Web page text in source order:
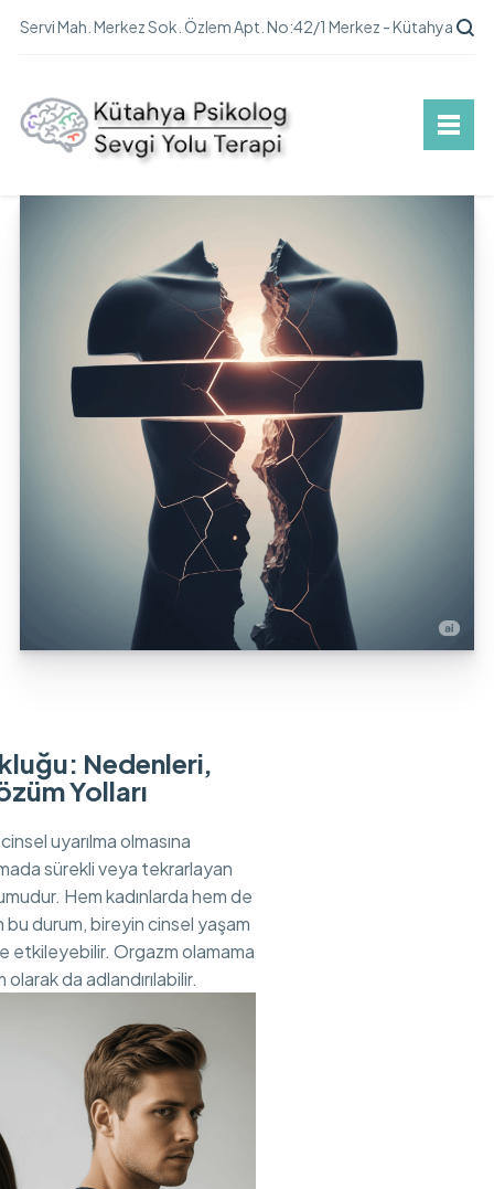
Servi Mah. Merkez Sok. Özlem Apt. No:42/1 Merkez - Kütahya
Nedenleri,
Yolları
uyarılma olmasına
sürekli veya tekrarlayan
Hem kadınlarda hem de
durum, bireyin cinsel yaşam
etkileyebilir. Orgazm olamama
da adlandırılabilir.